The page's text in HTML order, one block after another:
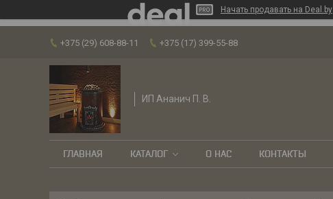
Начать продавать на Deal.by
+375 (29) 608-88-11 +375 (17) 399-55-88
ИП Ананич П. В.
ГЛАВНАЯ КАТАЛОГ О НАС КОНТАКТЫ